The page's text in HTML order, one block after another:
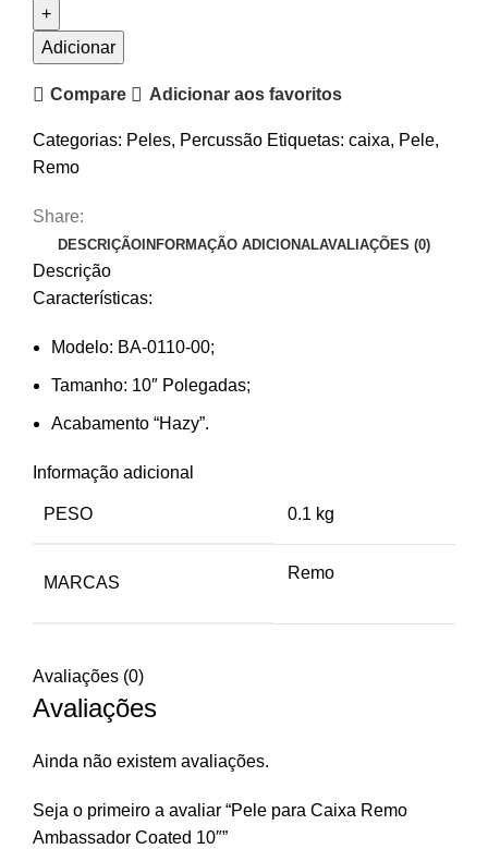
Pele
para
Remo
Coated
Adicionar
Compare Adicionar aos favoritos
Categorias: Peles, Percussão Etiquetas: caixa, Pele,
Remo
Share:
DESCRIÇÃOINFORMAÇÃO ADICIONALAVALIAÇÕES (0)
Descrição
Características:
Modelo: BA-0110-00;
Tamanho: 10″ Polegadas;
Acabamento “Hazy”.
Informação adicional
PESO 0.1 kg
MARCAS
Remo
Avaliações (0)
Avaliações
Ainda não existem avaliações.
Seja o primeiro a avaliar “Pele para Caixa Remo
Ambassador Coated 10″”